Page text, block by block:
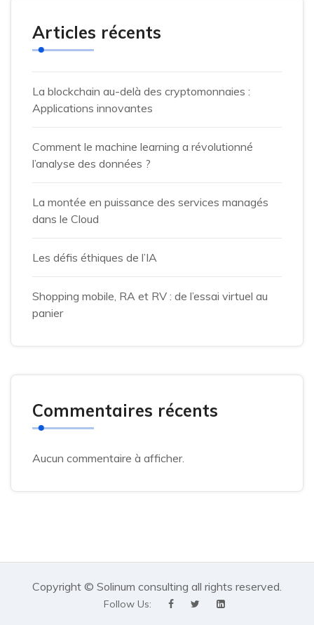
Articles récents
La blockchain au-delà des cryptomonnaies :
Applications innovantes
Comment le machine learning a révolutionné
l’analyse des données ?
La montée en puissance des services managés
dans le Cloud
Les défis éthiques de l’IA
Shopping mobile, RA et RV : de l’essai virtuel au
panier
Commentaires récents
Aucun commentaire à afficher.
Copyright © Solinum consulting all rights reserved.
Follow Us: